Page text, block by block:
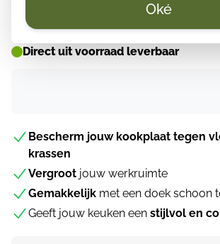
Oké
Direct uit voorraad leverbaar
Bescherm jouw kookplaat tegen
krassen
Vergroot jouw werkruimte
Gemakkelijk met een doek schoon
Geeft jouw keuken een stijlvol en